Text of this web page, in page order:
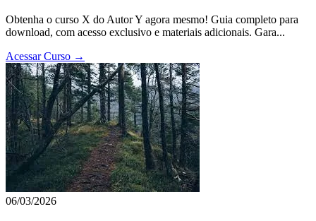
Obtenha o curso X do Autor Y agora mesmo! Guia completo para
download, com acesso exclusivo e materiais adicionais. Gara...
Acessar Curso →
06/03/2026